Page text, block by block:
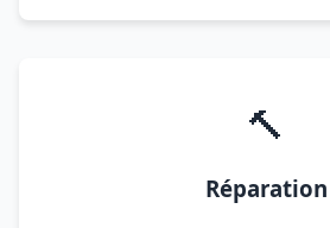
🔨
Réparation